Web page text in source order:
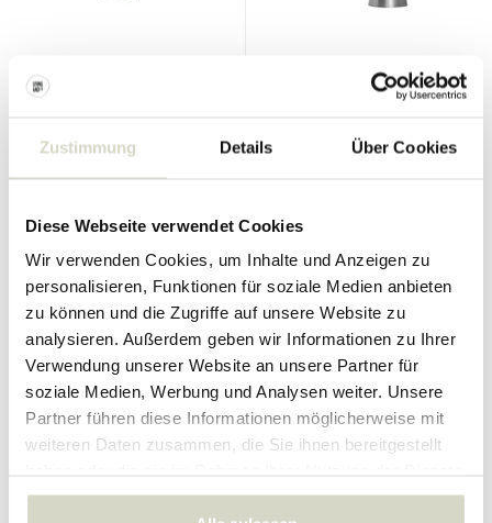
Zustimmung Details Über Cookies
Diese Webseite verwendet Cookies
Wir verwenden Cookies, um Inhalte und Anzeigen zu
personalisieren, Funktionen für soziale Medien anbieten
zu können und die Zugriffe auf unsere Website zu
analysieren. Außerdem geben wir Informationen zu Ihrer
Verwendung unserer Website an unsere Partner für
soziale Medien, Werbung und Analysen weiter. Unsere
Partner führen diese Informationen möglicherweise mit
weiteren Daten zusammen, die Sie ihnen bereitgestellt
gesammelt haben.
Normann Copenhagen
250.00 € 225.00 €
Inkl. MwSt.
Präzise Wandleuchte,